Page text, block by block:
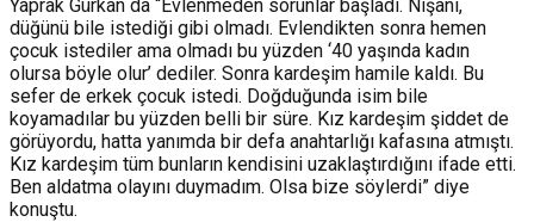
Yaprak Gürkan da “Evlenmeden sorunlar başladı. Nişanı,
düğünü bile istediği gibi olmadı. Evlendikten sonra hemen
çocuk istediler ama olmadı bu yüzden ‘40 yaşında kadın
olursa böyle olur’ dediler. Sonra kardeşim hamile kaldı. Bu
sefer de erkek çocuk istedi. Doğduğunda isim bile
koyamadılar bu yüzden belli bir süre. Kız kardeşim şiddet de
görüyordu, hatta yanımda bir defa anahtarlığı kafasına atmıştı.
Kız kardeşim tüm bunların kendisini uzaklaştırdığını ifade etti.
Ben aldatma olayını duymadım. Olsa bize söylerdi” diye
konuştu.